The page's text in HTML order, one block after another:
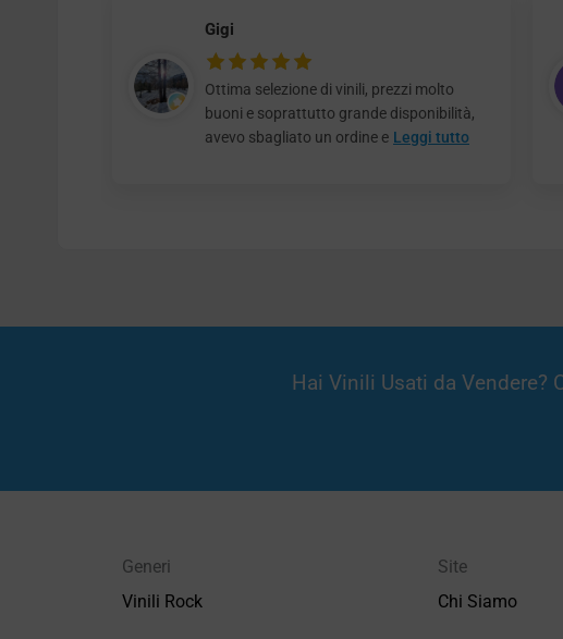
Gigi
Ottima selezione di vinili, prezzi molto
buoni e soprattutto grande disponibilità,
avevo sbagliato un ordine e Leggi tutto
Hai Vinili Usati da
Generi
Vinili Rock
Site
Chi Siamo